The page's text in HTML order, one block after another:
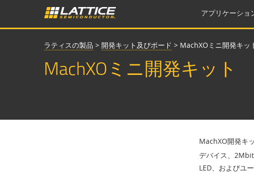
アプリケーショ
ラティスの製品 > 開発キット及びボード > MachXOミニ開発キッ
MachXOミニ開発キット
MachXO開発キ
デバイス、
LED、およびユ